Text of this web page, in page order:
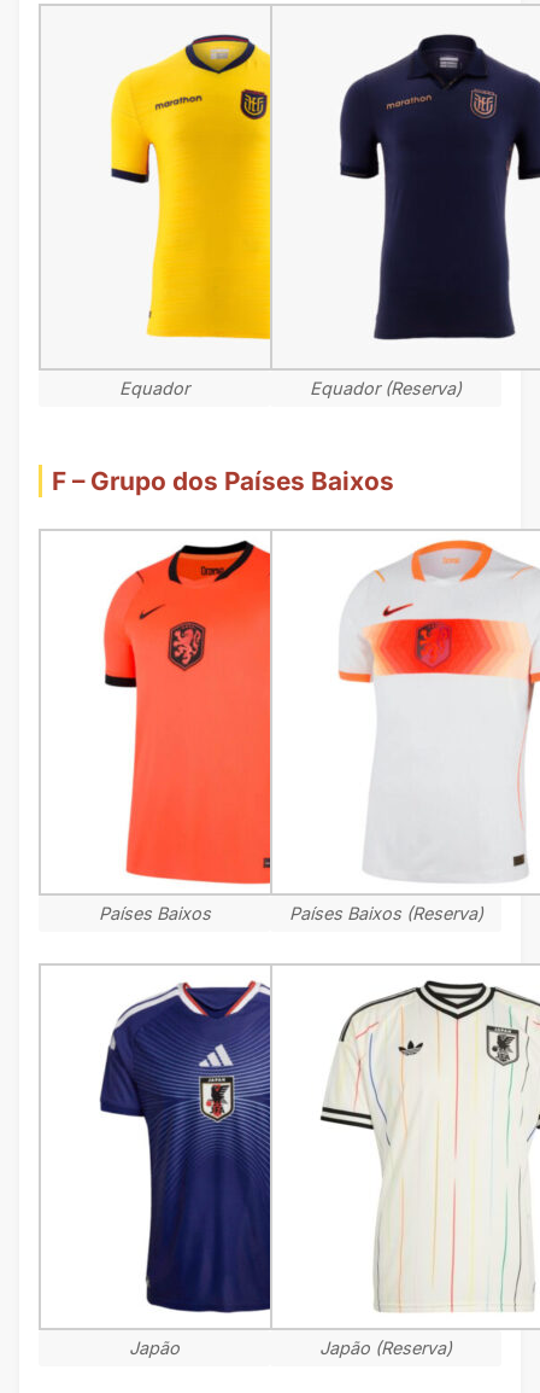
Equador Equador (Reserva)
F – Grupo dos Países Baixos
Países Baixos Países Baixos (Reserva)
Japão Japão (Reserva)